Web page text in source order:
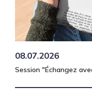
08.07.2026
Session "Échangez